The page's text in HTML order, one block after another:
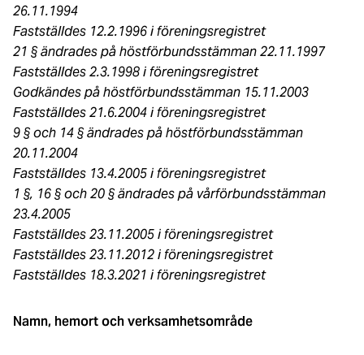
26.11.1994
Fastställdes 12.2.1996 i föreningsregistret
21 § ändrades på höstförbundsstämman 22.11.1997
Fastställdes 2.3.1998 i föreningsregistret
Godkändes på höstförbundsstämman 15.11.2003
Fastställdes 21.6.2004 i föreningsregistret
9 § och 14 § ändrades på höstförbundsstämman
20.11.2004
Fastställdes 13.4.2005 i föreningsregistret
1 §, 16 § och 20 § ändrades på vårförbundsstämman
23.4.2005
Fastställdes 23.11.2005 i föreningsregistret
Fastställdes 23.11.2012 i föreningsregistret
Fastställdes 18.3.2021 i föreningsregistret
Namn, hemort och verksamhetsområde